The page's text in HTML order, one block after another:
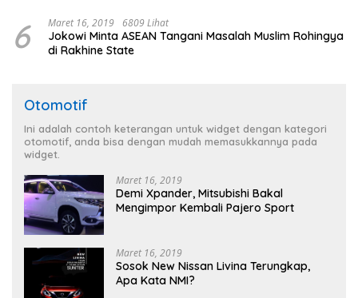
6
Maret 16, 2019 6809 Lihat
Jokowi Minta ASEAN Tangani Masalah Muslim Rohingya
di Rakhine State
Otomotif
Ini adalah contoh keterangan untuk widget dengan kategori
otomotif, anda bisa dengan mudah memasukkannya pada
widget.
Maret 16, 2019
Demi Xpander, Mitsubishi Bakal
Mengimpor Kembali Pajero Sport
Maret 16, 2019
Sosok New Nissan Livina Terungkap,
Apa Kata NMI?